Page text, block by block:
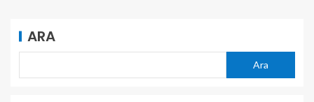
ARA
Ara